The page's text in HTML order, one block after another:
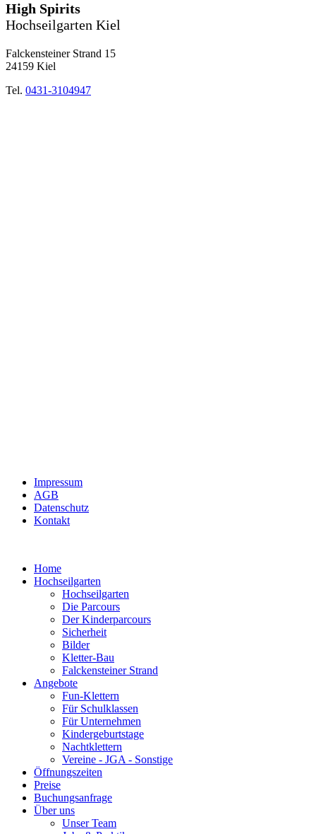
High Spirits
Hochseilgarten Kiel
Falckensteiner Strand 15
24159 Kiel
Tel. 0431-3104947
Impressum
AGB
Datenschutz
Kontakt
Home
Hochseilgarten
Hochseilgarten
Die Parcours
Der Kinderparcours
Sicherheit
Bilder
Kletter-Bau
Falckensteiner Strand
Angebote
Fun-Klettern
Für Schulklassen
Für Unternehmen
Kindergeburtstage
Nachtklettern
Vereine - JGA - Sonstige
Öffnungszeiten
Preise
Buchungsanfrage
Über uns
Unser Team